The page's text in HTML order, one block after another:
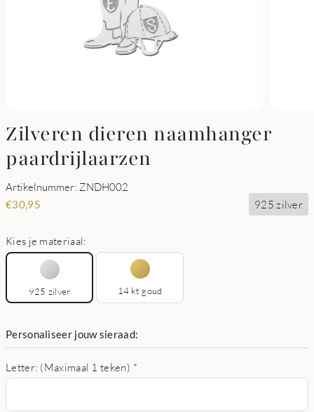
Zilveren dieren naamhanger
paardrijlaarzen
Artikelnummer: ZNDH002
€30,95 925 zilver
Kies je materiaal:
925 zilver 14 kt goud
Personaliseer jouw sieraad:
Letter: (Maximaal 1 teken) *